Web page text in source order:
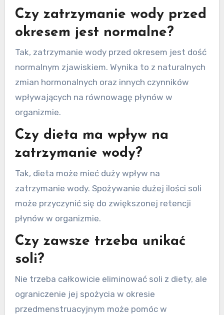
Czy zatrzymanie wody przed
okresem jest normalne?
Tak, zatrzymanie wody przed okresem jest dość
normalnym zjawiskiem. Wynika to z naturalnych
zmian hormonalnych oraz innych czynników
wpływających na równowagę płynów w
organizmie.
Czy dieta ma wpływ na
zatrzymanie wody?
Tak, dieta może mieć duży wpływ na
zatrzymanie wody. Spożywanie dużej ilości soli
może przyczynić się do zwiększonej retencji
płynów w organizmie.
Czy zawsze trzeba unikać
soli?
Nie trzeba całkowicie eliminować soli z diety, ale
ograniczenie jej spożycia w okresie
przedmenstruacyjnym może pomóc w